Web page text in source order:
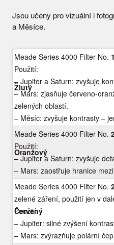
Jsou učeny pro vizuální i
a Měsíce.
Žlutý
Meade Series 4000 Filter No.
Použití:
– Jupiter a Saturn: zvyšuje
– Mars: zjasňuje červeno-
zelených oblastí.
– Měsíc: zvyšuje kontrasty –
Oranžový
Meade Series 4000 Filter No.
Použití:
– Jupiter a Saturn: zvyšuje
– Mars: zaostřuje hranice
Červený
Meade Series 4000 Filter No.
zelené záření, použití jen v
Použití:
– Jupiter: silné zvýšení
– Mars: zvýrazňuje polární